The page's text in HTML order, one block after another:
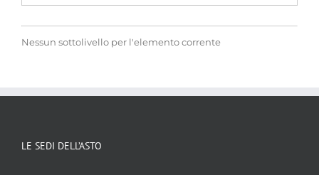
Nessun sottolivello per l'elemento corrente
LE SEDI DELL’ASTO